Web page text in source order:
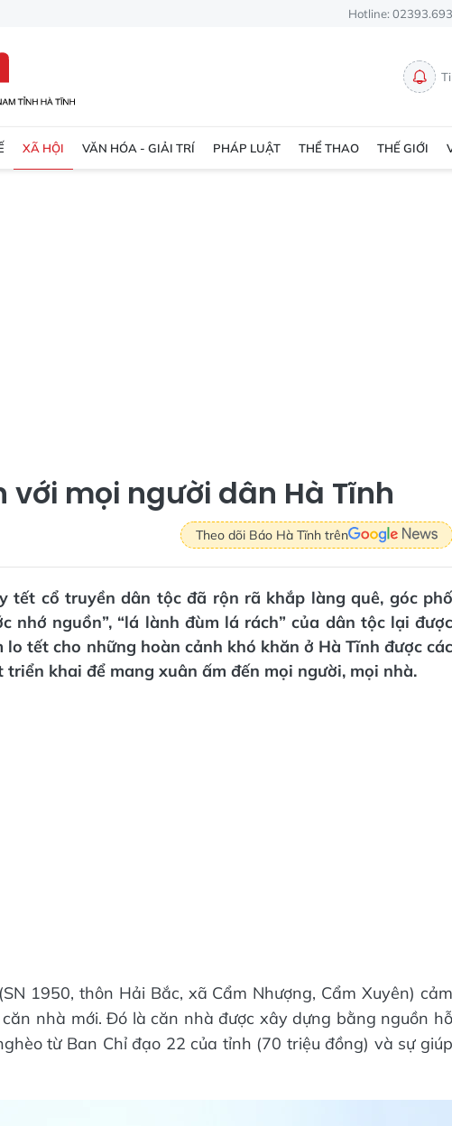
Hotline:
XÃ HỘI VĂN HÓA - GIẢI TRÍ PHÁP LUẬT THỂ THAO THẾ GIỚI
mọi người dân Hà Tĩnh
Theo dõi Báo Hà Tĩnh trên
tết cổ truyền dân tộc đã rộn rã khắp làng quê, góc phố
nhớ nguồn”, “lá lành đùm lá rách” của dân tộc lại được
tết cho những hoàn cảnh khó khăn ở Hà Tĩnh được các
khai để mang xuân ấm đến mọi người, mọi nhà.
1950, thôn Hải Bắc, xã Cẩm Nhượng, Cẩm Xuyên) cảm
nhà mới. Đó là căn nhà được xây dựng bằng nguồn hỗ
từ Ban Chỉ đạo 22 của tỉnh (70 triệu đồng) và sự giúp